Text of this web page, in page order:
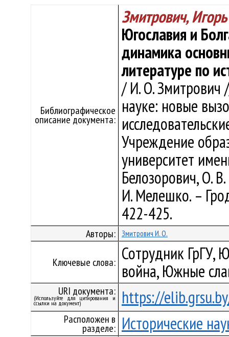
Библиографическое
описание документа:
Змитрович,
Югославия и
динамика
литературе по
/ И. О. Змитрович
науке: новые
Учреждение
университет
Белозорович, О.
И. Мелешко. –
422-425.
Авторы: Змитрович И. О.
Ключевые слова: Сотрудник ГрГУ,
война, Южные
URI документа:
(Используйте для цитирования и
ссылки на документ) https://
Расположен в
разделе: Исторические